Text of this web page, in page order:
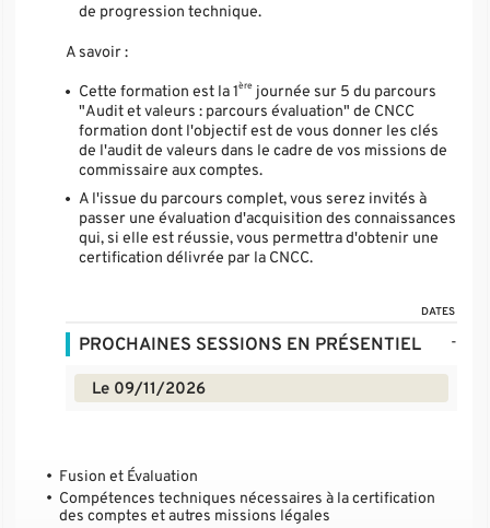
de progression technique.
A savoir :
Cette formation est la 1ère journée sur 5 du parcours
"Audit et valeurs : parcours évaluation" de CNCC
formation dont l'objectif est de vous donner les clés
de l'audit de valeurs dans le cadre de vos missions de
commissaire aux comptes.
A l'issue du parcours complet, vous serez invités à
passer une évaluation d'acquisition des connaissances
qui, si elle est réussie, vous permettra d'obtenir une
certification délivrée par la CNCC.
DATES
PROCHAINES SESSIONS EN PRÉSENTIEL -
Le 09/11/2026
Fusion et Évaluation
Compétences techniques nécessaires à la certification
des comptes et autres missions légales